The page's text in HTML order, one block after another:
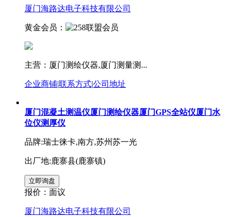
厦门海路达电子科技有限公司
黄金会员：
主营：厦门测绘仪器,厦门测量测...
企业商铺|联系方式|公司地址
厦门混凝土测温仪厦门测绘仪器厦门GPS全站仪厦门水
位仪测厚仪
品牌:瑞士徕卡,南方,苏州苏一光
出厂地:鹿寨县(鹿寨镇)
报价： 面议
厦门海路达电子科技有限公司